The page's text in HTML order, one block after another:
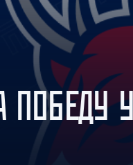
Амур
Барыс
Салават Юлаев
Сибирь
ПОБЕДУ